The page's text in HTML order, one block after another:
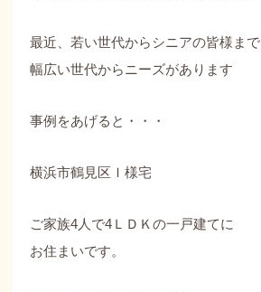
最近、若い世代からシニアの皆様まで
幅広い世代からニーズがあります
事例をあげると・・・
横浜市鶴見区Ｉ様宅
ご家族4人で4ＬＤＫの一戸建てに
お住まいです。